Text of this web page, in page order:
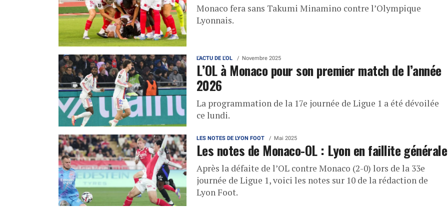
Monaco fera sans Takumi Minamino contre l’Olympique
Lyonnais.
L'ACTU DE L'OL Novembre 2025
L’OL à Monaco pour son premier match de l’année
2026
La programmation de la 17e journée de Ligue 1 a été dévoilée
ce lundi.
LES NOTES DE LYON FOOT Mai 2025
Les notes de Monaco-OL : Lyon en faillite générale
Après la défaite de l’OL contre Monaco (2-0) lors de la 33e
journée de Ligue 1, voici les notes sur 10 de la rédaction de
Lyon Foot.